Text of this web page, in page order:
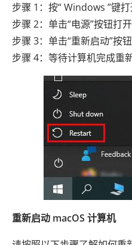
步骤 1：按“ Windows ”键打
步骤 2：单击“电源”按钮打
步骤 3：单击“重新启动”按
步骤 4：等待计算机完成重
重新启动 macOS 计算机